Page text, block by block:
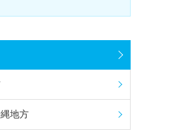
地方